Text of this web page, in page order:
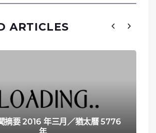
ARTICLES
摘要 2016 年三月／猶太曆 5776